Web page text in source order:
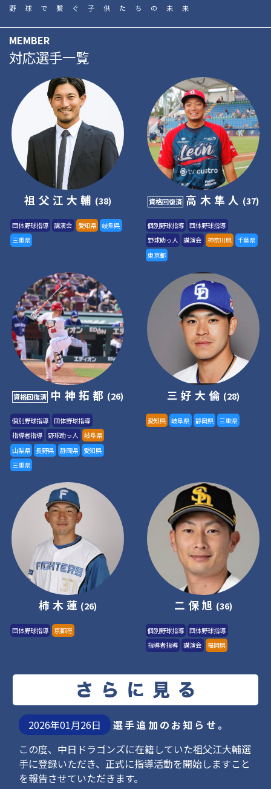
野球で繋ぐ子供たちの未来
MEMBER
対応選手一覧
祖父江大輔 (38)
団体野球指導 講演会 愛知県
岐阜県
三重県
資格回復済 高木隼人 (37)
個別野球指導
団体野球指導
野球助っ人
講演会 神奈川県
千葉県
東京都
資格回復済 中神拓都 (26)
個別野球指導
団体野球指導
指導者指導
野球助っ人
岐阜県
山梨県
長野県 静岡県
愛知県
三重県
三好大倫 (28)
愛知県 岐阜県 静岡県 三重県
柿木蓮 (26)
団体野球指導 京都府
二保旭 (36)
個別野球指導
団体野球指導
指導者指導
講演会 福岡県
2026年01月26日
選手追加のお知らせ。
この度、中日ドラゴンズに在籍していた祖父江大輔選
手に登録いただき、正式に指導活動を開始しますこと
を報告させていただきます。